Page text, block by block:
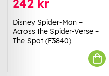
242 kr
Disney Spider-Man –
Across the Spider-Verse –
The Spot (F3840)